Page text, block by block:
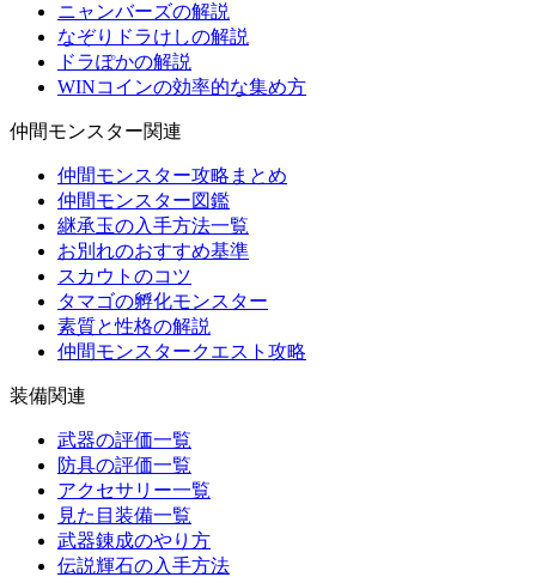
ニャンバーズの解説
なぞりドラけしの解説
ドラぽかの解説
WINコインの効率的な集め方
仲間モンスター関連
仲間モンスター攻略まとめ
仲間モンスター図鑑
継承玉の入手方法一覧
お別れのおすすめ基準
スカウトのコツ
タマゴの孵化モンスター
素質と性格の解説
仲間モンスタークエスト攻略
装備関連
武器の評価一覧
防具の評価一覧
アクセサリー一覧
見た目装備一覧
武器錬成のやり方
伝説輝石の入手方法